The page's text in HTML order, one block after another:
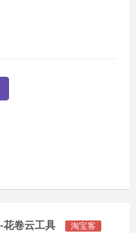
花卷云工具 淘宝客